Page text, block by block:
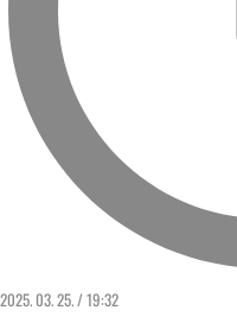
2025. 03. 25. / 19:32